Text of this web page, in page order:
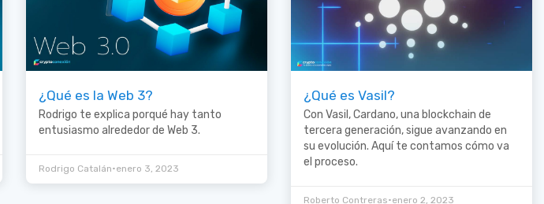
¿Qué es la Web 3?
Rodrigo te explica porqué hay tanto
entusiasmo alrededor de Web 3.
Rodrigo Catalán•enero 3, 2023
¿Qué es Vasil?
Con Vasil, Cardano, una blockchain de
tercera generación, sigue avanzando en
su evolución. Aquí te contamos cómo va
el proceso.
Roberto Contreras•enero 2, 2023